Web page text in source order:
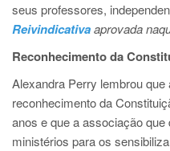
seus professores,
Reivindicativaaprovada
Reconhecimento da
Alexandra Perry lembrou
reconhecimento da
anos e que a associação
ministérios para os